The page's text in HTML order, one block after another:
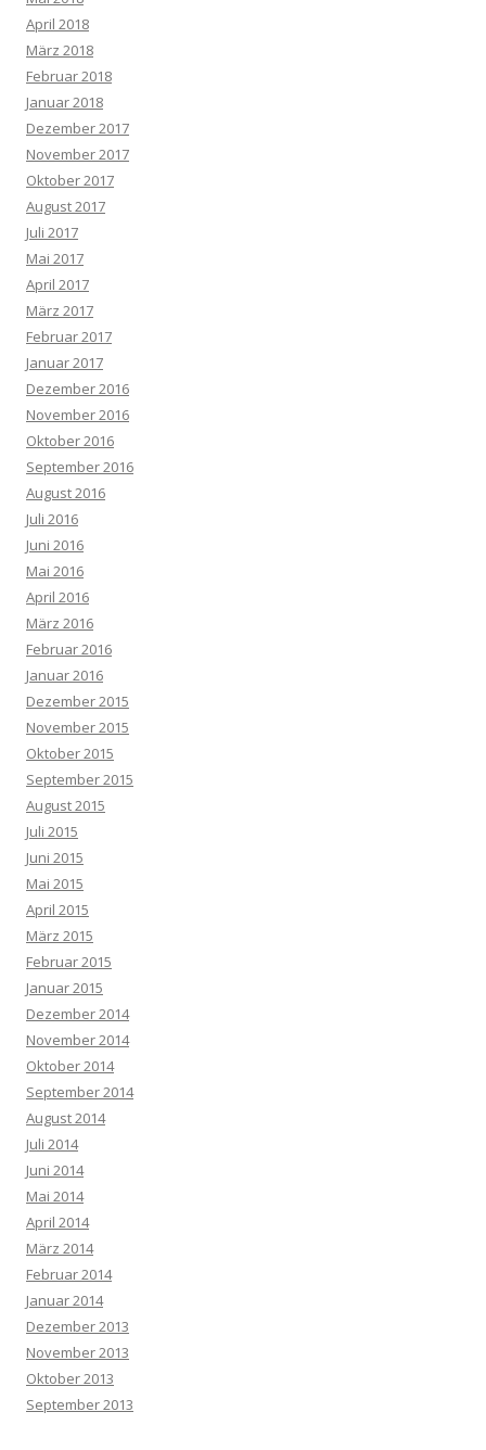
April 2018
März 2018
Februar 2018
Januar 2018
Dezember 2017
November 2017
Oktober 2017
August 2017
Juli 2017
Mai 2017
April 2017
März 2017
Februar 2017
Januar 2017
Dezember 2016
November 2016
Oktober 2016
September 2016
August 2016
Juli 2016
Juni 2016
Mai 2016
April 2016
März 2016
Februar 2016
Januar 2016
Dezember 2015
November 2015
Oktober 2015
September 2015
August 2015
Juli 2015
Juni 2015
Mai 2015
April 2015
März 2015
Februar 2015
Januar 2015
Dezember 2014
November 2014
Oktober 2014
September 2014
August 2014
Juli 2014
Juni 2014
Mai 2014
April 2014
März 2014
Februar 2014
Januar 2014
Dezember 2013
November 2013
Oktober 2013
September 2013